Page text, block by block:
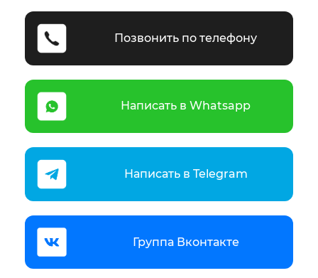
Позвонить по телефону
Написать в Whatsapp
Написать в Telegram
Группа Вконтакте